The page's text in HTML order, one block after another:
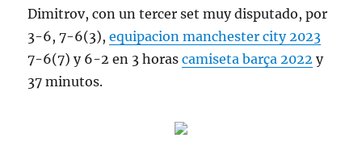
Dimitrov, con un tercer set muy disputado, por
3-6, 7-6(3),equipacion manchester city 2023
7-6(7) y 6-2 en 3 horascamiseta barça 2022 y
37 minutos.